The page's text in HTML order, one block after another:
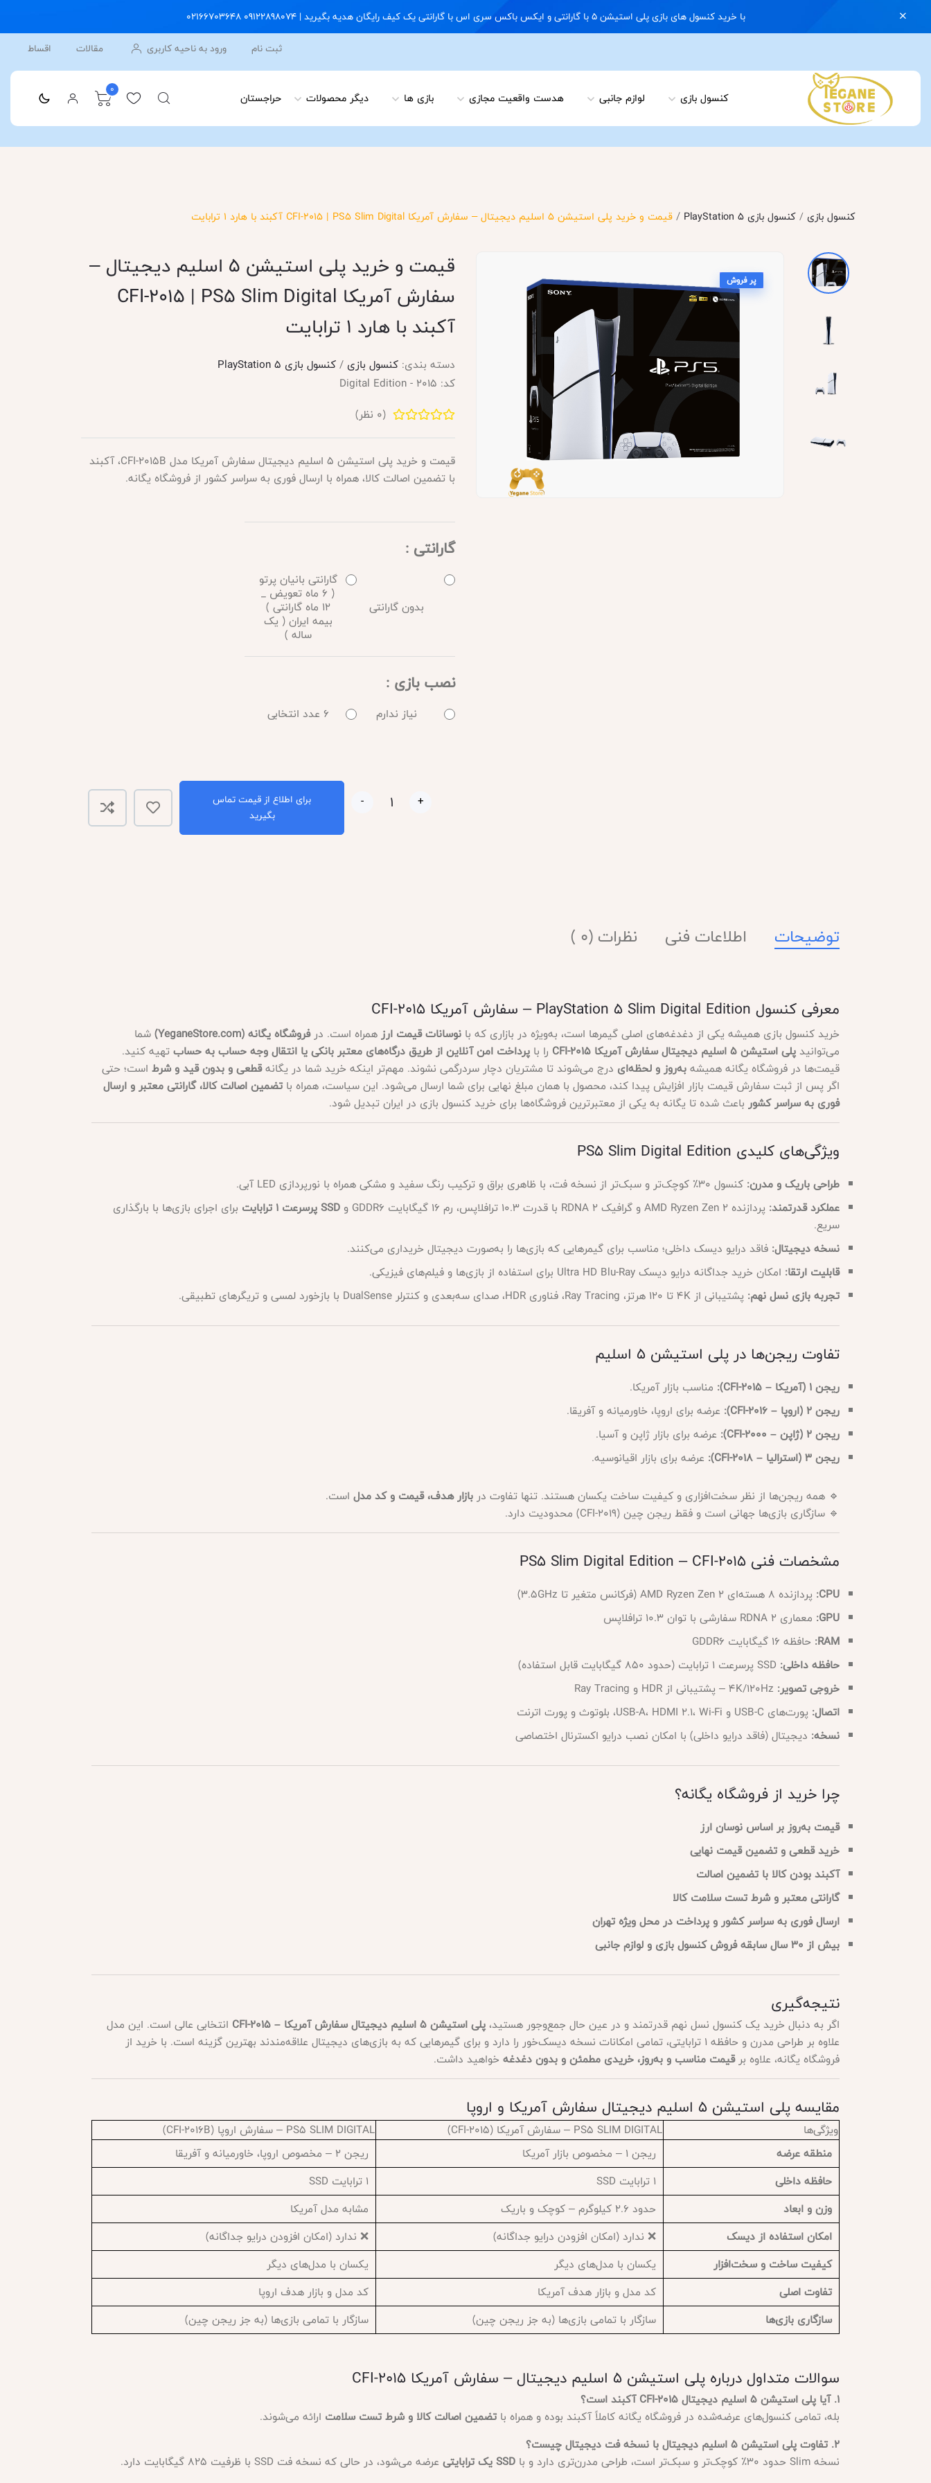
با خرید کنسول های بازی پلی استیشن 5 با گارانتی و ایکس باکس سری اس با گارانتی یک کیف رایگان هدیه بگیرید | 09122898074 02166703648
ثبت نام
ورود به ناحیه کاربری مقالات اقساط
کنسول بازی لوازم جانبی هدست واقعیت مجازی بازی ها دیگر محصولات حراجستان 0
کنسول بازی / کنسول بازی PlayStation 5 /قیمت و خرید پلی استیشن 5 اسلیم دیجیتال – سفارش آمریکا CFI-2015 | PS5 Slim Digital آکبند با هارد 1 ترابایت
پر فروش
قیمت و خرید پلی استیشن 5 اسلیم دیجیتال –
سفارش آمریکا CFI-2015 | PS5 Slim Digital
آکبند با هارد 1 ترابایت
دسته بندی: کنسول بازی /کنسول بازی PlayStation 5
کد: Digital Edition - 2015
(
0 نظر)
قیمت و خرید پلی استیشن 5 اسلیم دیجیتال سفارش آمریکا مدل CFI-2015B، آکبند
با تضمین اصالت کالا، همراه با ارسال فوری به سراسر کشور از فروشگاه یگانه.
گارانتی :
بدون گارانتی
گارانتی بانیان پرتو
( 6 ماه تعویض _
12 ماه گارانتی )
بیمه ایران ( یک
ساله )
نصب بازی :
نیاز ندارم 6 عدد انتخابی
- +
برای اطلاع از قیمت تماس
بگیرید
توضیحات اطلاعات فنی نظرات (0 )
معرفی کنسول PlayStation 5 Slim Digital Edition – سفارش آمریکا CFI-2015
خرید کنسول بازی همیشه یکی از دغدغه‌های اصلی گیمرها است، به‌ویژه در بازاری که با نوسانات قیمت ارزهمراه است. درفروشگاه یگانه (YeganeStore.com)
شما
می‌توانیدپلی استیشن 5 اسلیم دیجیتال سفارش آمریکا CFI-2015 را با پرداخت امن آنلاین از طریق درگاه‌های معتبر بانکی یا انتقال وجه حساب به حسابتهیه کنید.
قیمت‌ها در فروشگاه یگانه همیشهبه‌روز و لحظه‌ای درج می‌شوند تا مشتریان دچار سردرگمی نشوند. مهم‌تر اینکه خرید شما در یگانهقطعی و بدون قید و شرط است؛ حتی
اگر پس از ثبت سفارش قیمت بازار افزایش پیدا کند، محصول با همان مبلغ نهایی برای شما ارسال می‌شود. این سیاست، همراه باتضمین اصالت کالا، گارانتی معتبر و ارسال
فوری به سراسر کشور باعث شده تا یگانه به یکی از معتبرترین فروشگاه‌ها برای خرید کنسول بازی در ایران تبدیل شود.
ویژگی‌های کلیدی PS5 Slim Digital Edition
طراحی باریک و مدرن: کنسول 30٪ کوچک‌تر و سبک‌تر از نسخه فت، با ظاهری براق و ترکیب رنگ سفید و مشکی همراه با نورپردازی LED آبی.
عملکرد قدرتمند: پردازنده AMD Ryzen Zen 2 و گرافیک RDNA 2 با قدرت 10.3 ترافلاپس، رم 16 گیگابایت GDDR6 و SSD پرسرعت 1 ترابایت
برای اجرای بازی‌ها با بارگذاری
سریع.
نسخه دیجیتال: فاقد درایو دیسک داخلی؛ مناسب برای گیمرهایی که بازی‌ها را به‌صورت دیجیتال خریداری می‌کنند.
قابلیت ارتقا: امکان خرید جداگانه درایو دیسک Ultra HD Blu-Ray برای استفاده از بازی‌ها و فیلم‌های فیزیکی.
تجربه بازی نسل نهم: پشتیبانی از 4K تا 120 هرتز، Ray Tracing، فناوری HDR، صدای سه‌بعدی و کنترلر DualSense با بازخورد لمسی و تریگرهای تطبیقی.
تفاوت ریجن‌ها در پلی استیشن 5 اسلیم
ریجن 1 (آمریکا – CFI-2015):
مناسب بازار آمریکا.
ریجن 2 (اروپا – CFI-2016):
عرضه برای اروپا، خاورمیانه و آفریقا.
ریجن 2 (ژاپن – CFI-2000):
عرضه برای بازار ژاپن و آسیا.
ریجن 3 (استرالیا – CFI-2018):
عرضه برای بازار اقیانوسیه.
🔹 همه ریجن‌ها از نظر سخت‌افزاری و کیفیت ساخت یکسان هستند. تنها تفاوت دربازار هدف، قیمت و کد مدل است.
🔹 سازگاری بازی‌ها جهانی است و فقط ریجن چین (CFI-2019) محدودیت دارد.
مشخصات فنی PS5 Slim Digital Edition – CFI-2015
CPU: پردازنده 8 هسته‌ای AMD Ryzen Zen 2 (فرکانس متغیر تا 3.5GHz)
GPU: معماری RDNA 2 سفارشی با توان 10.3 ترافلاپس
RAM: حافظه 16 گیگابایت GDDR6
حافظه داخلی:
خروجی تصویر:
اتصال: پورت‌های USB-C و USB-A، HDMI 2.1، Wi-Fi، بلوتوث و پورت اترنت
نسخه: دیجیتال (فاقد درایو داخلی) با امکان نصب درایو اکسترنال اختصاصی
چرا خرید از فروشگاه یگانه؟
قیمت به‌روز بر اساس نوسان ارز
خرید قطعی و تضمین قیمت نهایی
آکبند بودن کالا با تضمین اصالت
گارانتی معتبر و شرط تست سلامت کالا
ارسال فوری به سراسر کشور و پرداخت در محل ویژه تهران
بیش از 30 سال سابقه فروش کنسول بازی و لوازم جانبی
نتیجه‌گیری
اگر به دنبال خرید یک کنسول نسل نهم قدرتمند و در عین حال جمع‌وجور هستید، پلی استیشن 5 اسلیم دیجیتال سفارش آمریکا – CFI-2015
انتخابی عالی است. این مدل
علاوه بر طراحی مدرن و حافظه 1 ترابایتی، تمامی امکانات نسخه دیسک‌خور را دارد و برای گیمرهایی که به بازی‌های دیجیتال علاقه‌مندند بهترین گزینه است. با خرید از
فروشگاه یگانه، علاوه برقیمت مناسب و به‌روز، خریدی مطمئن و بدون دغدغه خواهید داشت.
مقایسه پلی استیشن 5 اسلیم دیجیتال سفارش آمریکا و اروپا
ویژگی‌ها PS5 SLIM DIGITAL – سفارش آمریکا (CFI-2015)
PS5 SLIM DIGITAL – سفارش اروپا (CFI-2016B)
منطقه عرضه
ریجن 1 – مخصوص بازار آمریکا
ریجن 2 – مخصوص اروپا، خاورمیانه و آفریقا
حافظه داخلی
1 ترابایت SSD
1 ترابایت SSD
وزن و ابعاد
حدود 2.6 کیلوگرم – کوچک و باریک
مشابه مدل آمریکا
امکان استفاده از دیسک
❌ ندارد (امکان افزودن درایو جداگانه)
❌ ندارد (امکان افزودن درایو جداگانه)
کیفیت ساخت و سخت‌افزار
یکسان با مدل‌های دیگر
یکسان با مدل‌های دیگر
تفاوت اصلی
کد مدل و بازار هدف آمریکا
کد مدل و بازار هدف اروپا
سازگاری بازی‌ها
سازگار با تمامی بازی‌ها (به جز ریجن چین) سازگار با تمامی بازی‌ها (به جز ریجن چین)
سوالات متداول درباره پلی استیشن 5 اسلیم دیجیتال – سفارش آمریکا CFI-2015
1. آیا پلی استیشن 5 اسلیم دیجیتال CFI-2015 آکبند است؟
بله، تمامی کنسول‌های عرضه‌شده در فروشگاه یگانه کاملاً آکبند بوده و همراه باتضمین اصالت کالا و شرط تست سلامت ارائه می‌شوند.
2. تفاوت پلی استیشن 5 اسلیم دیجیتال با نسخه فت دیجیتال چیست؟
نسخه Slim حدود 30٪ کوچک‌تر و سبک‌تر است، طراحی مدرن‌تری دارد و با
SSD یک ترابایتی
عرضه می‌شود، در حالی که نسخه فت SSD با ظرفیت 825 گیگابایت دارد.